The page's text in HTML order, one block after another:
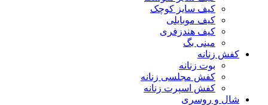
کیف سایز کوچک
کیف موبایلی
کیف هندزفری
مینی بگ
کفش زنانه
بوت زنانه
کفش مجلسی زنانه
کفش اسپرت زنانه
شال و روسری